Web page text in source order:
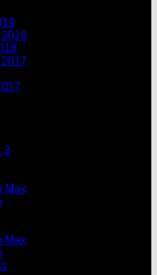
3
Max
Max